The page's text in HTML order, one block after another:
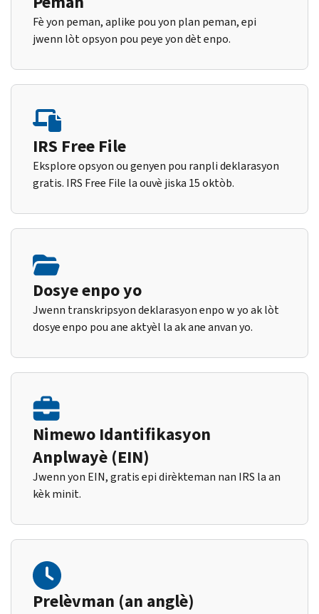
Fè yon peman, aplike pou yon plan peman, epi
jwenn lòt opsyon pou peye yon dèt enpo.
IRS Free File
Eksplore opsyon ou genyen pou ranpli deklarasyon
gratis. IRS Free File la ouvè jiska 15 oktòb.
Dosye enpo yo
Jwenn transkripsyon deklarasyon enpo w yo ak lòt
dosye enpo pou ane aktyèl la ak ane anvan yo.
Nimewo Idantifikasyon
Anplwayè (EIN)
Jwenn yon EIN, gratis epi dirèkteman nan IRS la an
kèk minit.
Prelèvman (an anglè)